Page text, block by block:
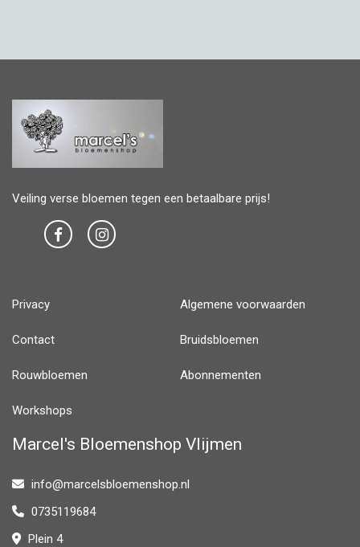
Veiling verse bloemen tegen een betaalbare prijs!
Privacy Algemene voorwaarden
Contact Bruidsbloemen
Rouwbloemen Abonnementen
Workshops
Marcel's Bloemenshop Vlijmen
info@marcelsbloemenshop.nl
0735119684
Plein 4